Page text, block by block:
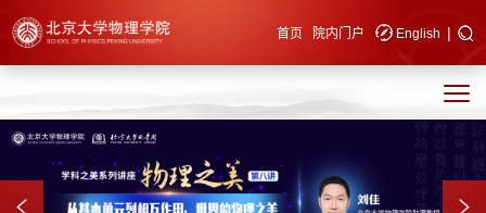
快速导航 首页 院内门户 English |